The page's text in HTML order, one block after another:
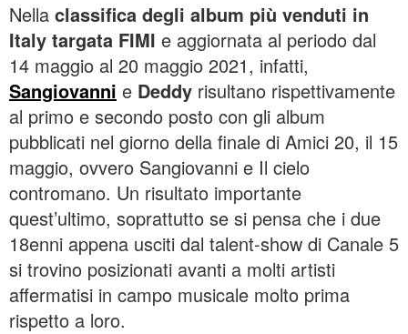
Nella classifica degli album più venduti in
Italy targata FIMI e aggiornata al periodo dal
14 maggio al 20 maggio 2021, infatti,
Sangiovanni e Deddy risultano rispettivamente
al primo e secondo posto con gli album
pubblicati nel giorno della finale di Amici 20, il 15
maggio, ovvero Sangiovanni e Il cielo
contromano. Un risultato importante
quest’ultimo, soprattutto se si pensa che i due
18enni appena usciti dal talent-show di Canale 5
si trovino posizionati avanti a molti artisti
affermatisi in campo musicale molto prima
rispetto a loro.